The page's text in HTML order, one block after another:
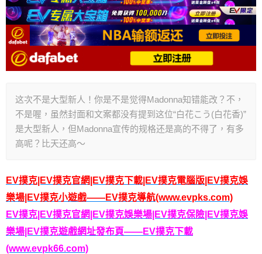
这次不是大型新人！你是不是觉得Madonna知错能改？不，
不是喔，虽然封面和文案都没有提到这位“白花こう(白花香)”
是大型新人，但Madonna宣传的规格还是高的不得了，有多
高呢？比天还高〜
EV撲克|EV撲克官網|EV撲克下載|EV撲克電腦版|EV撲克娛
樂場|EV撲克小遊戲——EV撲克導航(www.evpks.com)
EV撲克|EV撲克官網|EV撲克娛樂場|EV撲克保險|EV撲克娛
樂場|EV撲克遊戲網址發布頁——EV撲克下載
(www.evpk66.com)